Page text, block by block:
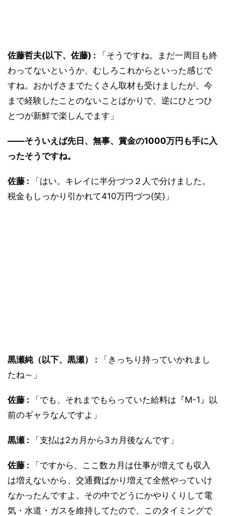
佐藤哲夫(以下、佐藤) :
「そうですね。まだ一周目も終
わってないというか、むしろこれからといった感じで
すね。おかげさまでたくさん取材も受けましたが、今
まで経験したことのないことばかりで、逆にひとつひ
とつが新鮮で楽しんでます」
――そういえば先日、無事、賞金の1000万円も手に入
ったそうですね。
佐藤 :
「はい。キレイに半分づつ２人で分けました。
税金もしっかり引かれて410万円づつ(笑)」
黒瀬純（以下、黒瀬） :
「きっちり持っていかれまし
たね～」
佐藤 :
「でも、それまでもらっていた給料は『M-1』以
前のギャラなんですよ」
黒瀬 : 「支払は2カ月から3カ月後なんです」
佐藤 :
「ですから、ここ数カ月は仕事が増えても収入
は増えないから、交通費ばかり増えて全然やっていけ
なかったんですよ。その中でどうにかやりくりして電
気・水道・ガスを維持してたので、このタイミングで